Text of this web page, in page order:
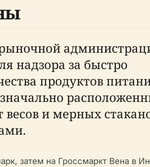
надзора за быстро
продуктов
и мерных
затем на Гроссмаркт Вена в